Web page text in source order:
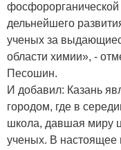
дельнейшего
ученых за
области химии», -
Песошин.
И добавил: Казань
городом, где в
школа, давшая миру
ученых. В настоящее